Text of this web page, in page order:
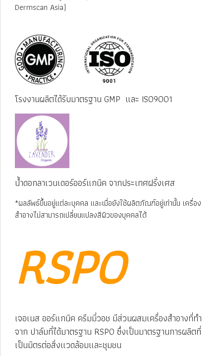
Dermscan Asia)
โรงงานผลิตได้รับมาตรฐาน GMP และ ISO9001
น้ำดอกลาเวนเดอร์ออร์แกนิค จากประเทศฝรั่งเศส
*ผลลัพธ์ขึ้นอยู่แต่ละบุคคล และเมื่อยังใช้ผลิตภัณฑ์อยู่เท่านั้น เครื่อง
สำอางไม่สามารถเปลี่ยนแปลงสีผิวของบุคคลได้
RSPO
เจอเนส ออร์แกนิค ครีมมี่วอช มีส่วนผสมเครื่องสำอางที่ทำ
จาก ปาล์มที่ได้มาตรฐาน RSPO ซึ่งเป็นมาตรฐานการผลิตที่
เป็นมิตรต่อสิ่งแวดล้อมและชุมชน